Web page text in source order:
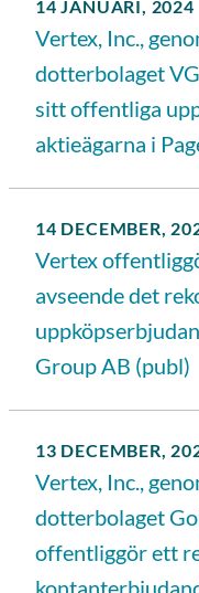
14 JANUARI, 2024
Vertex, Inc.,
dotterbolaget
sitt offentliga
aktieägarna i
14 DECEMBER,
Vertex
avseende det
Group AB (publ)
13 DECEMBER,
Vertex, Inc.,
dotterbolaget
offentliggör ett